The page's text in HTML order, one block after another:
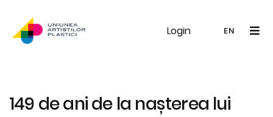
Login EN
UAP Galerie Noutăți
149 de ani de la nașterea lui